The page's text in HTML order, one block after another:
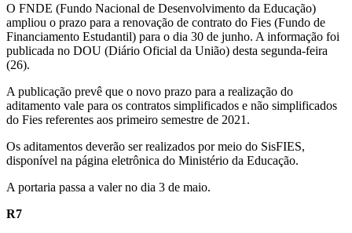
O FNDE (Fundo Nacional de Desenvolvimento da Educação)
ampliou o prazo para a renovação de contrato do Fies (Fundo de
Financiamento Estudantil) para o dia 30 de junho. A informação foi
publicada no DOU (Diário Oficial da União) desta segunda-feira
(26).
A publicação prevê que o novo prazo para a realização do
aditamento vale para os contratos simplificados e não simplificados
do Fies referentes aos primeiro semestre de 2021.
Os aditamentos deverão ser realizados por meio do SisFIES,
disponível na página eletrônica do Ministério da Educação.
A portaria passa a valer no dia 3 de maio.
R7